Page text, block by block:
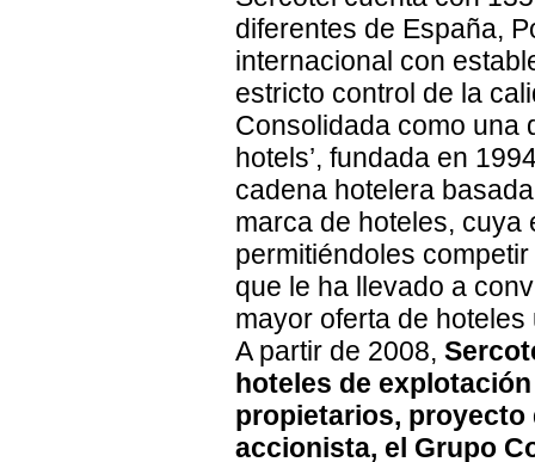
diferentes de España,
internacional con
estricto control de la
Consolidada como una
hotels’, fundada en
cadena hotelera
marca de hoteles, cuya
permitiéndoles
que le ha llevado a
mayor oferta de
A partir de 2008,
hoteles de
propietarios,
accionista, el Grupo